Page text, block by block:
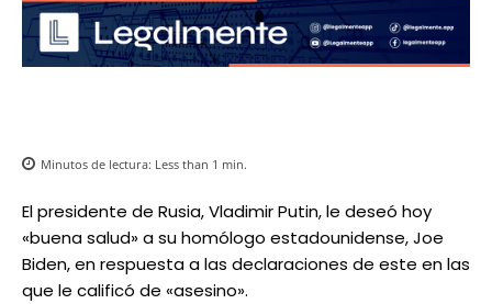
Minutos de lectura: Less than 1 min.
El presidente de Rusia, Vladimir Putin, le deseó hoy
«buena salud» a su homólogo estadounidense, Joe
Biden, en respuesta a las declaraciones de este en las
que le calificó de «asesino».